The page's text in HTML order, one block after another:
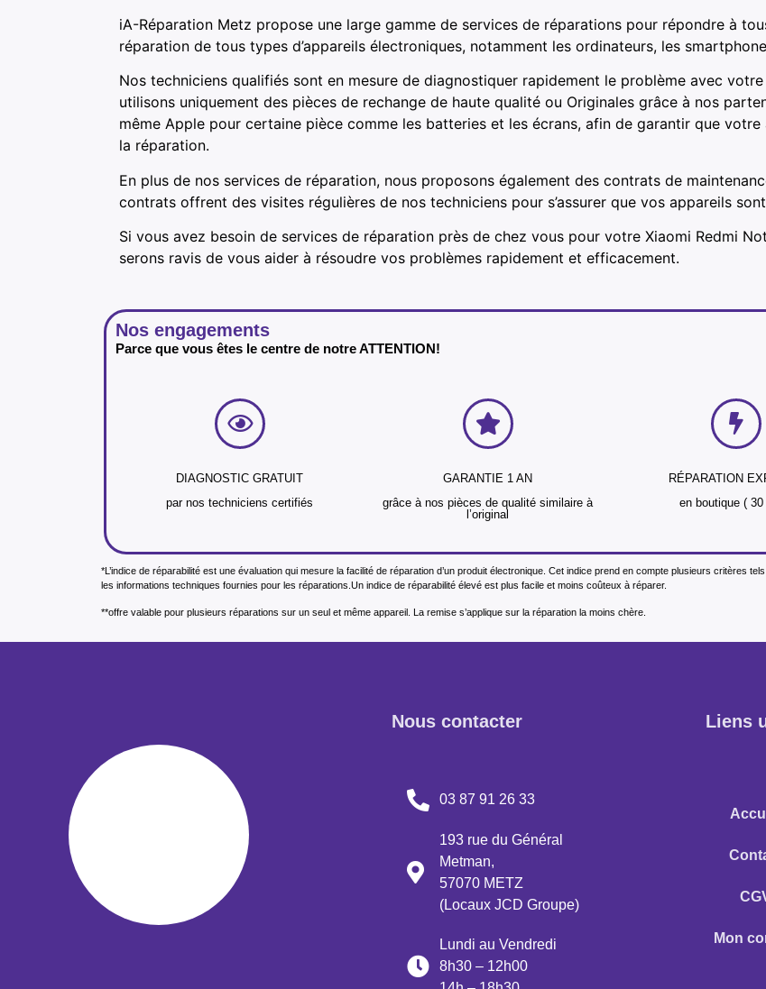
iA-Réparation Metz propose une large gamme de services de réparations pour répondre à
réparation de tous types d’appareils électroniques, notamment les ordinateurs, les
Nos techniciens qualifiés sont en mesure de diagnostiquer rapidement le problème avec
utilisons uniquement des pièces de rechange de haute qualité ou Originales grâce à nos
même Apple pour certaine pièce comme les batteries et les écrans, afin de garantir que
la réparation.
En plus de nos services de réparation, nous proposons également des contrats de
contrats offrent des visites régulières de nos techniciens pour s’assurer que vos appareils
Si vous avez besoin de services de réparation près de chez vous pour votre Xiaomi Redmi
serons ravis de vous aider à résoudre vos problèmes rapidement et efficacement.
Nos engagements
Parce que vous êtes le centre de notre ATTENTION!
DIAGNOSTIC GRATUIT
par nos techniciens certifiés
GARANTIE 1 AN
grâce à nos pièces de qualité similaire à
l’original
RÉPARATION
en boutique (
*L’indice de réparabilité est une évaluation qui mesure la facilité de réparation d’un produit électronique. Cet indice prend en compte plusieurs critères
les informations techniques fournies pour les réparations.Un indice de réparabilité élevé est plus facile et moins coûteux à réparer.
**offre valable pour plusieurs réparations sur un seul et même appareil. La remise s’applique sur la réparation la moins chère.
Nous contacter
03 87 91 26 33
193 rue du Général
Metman,
57070 METZ
(Locaux JCD Groupe)
Lundi au Vendredi
8h30 – 12h00
Liens
Mon